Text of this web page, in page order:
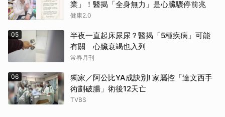
業」！醫揭「全身無力」是心臟驟停前兆
健康2.0
05
半夜一直起床尿尿？醫揭「5種疾病」可能
有關 心臟衰竭也入列
常春月刊
06
獨家／阿公比YA成訣別! 家屬控「達文西手
術劃破腸」術後12天亡
TVBS